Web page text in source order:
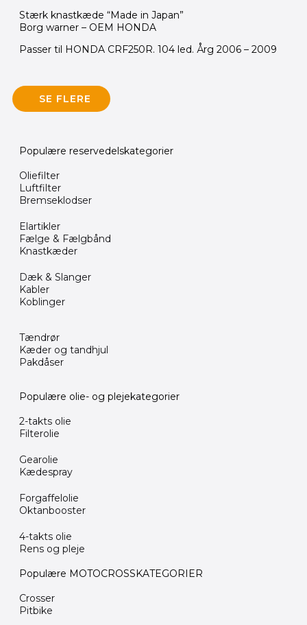
Stærk knastkæde “Made in Japan”
Borg warner – OEM HONDA
Passer til HONDA CRF250R. 104 led. Årg 2006 – 2009
SE FLERE
Populære reservedelskategorier
Oliefilter
Luftfilter
Bremseklodser
Elartikler
Fælge & Fælgbånd
Knastkæder
Dæk & Slanger
Kabler
Koblinger
Tændrør
Kæder og tandhjul
Pakdåser
Populære olie- og plejekategorier
2-takts olie
Filterolie
Gearolie
Kædespray
Forgaffelolie
Oktanbooster
4-takts olie
Rens og pleje
Populære MOTOCROSSKATEGORIER
Crosser
Pitbike